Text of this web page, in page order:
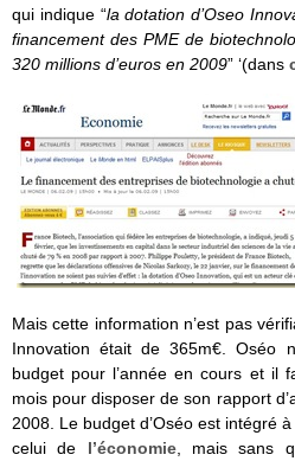
qui indique “la dotation d’Oseo
financement des PME de
320 millions d’euros en 2009” ‘(dans
Mais cette information n’est pas
Innovation était de 365m€. Oséo
budget pour l’année en cours et il
mois pour disposer de son rapport
2008. Le budget d’Oséo est intégré
celui de l’économie, mais sans